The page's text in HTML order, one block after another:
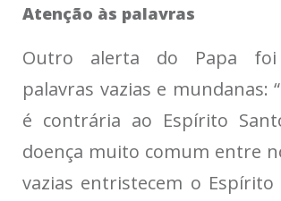
Atenção às palavras
Outro alerta do Papa
palavras vazias e mundanas:
é contrária ao Espírito
doença muito comum entre
vazias entristecem o Espírito